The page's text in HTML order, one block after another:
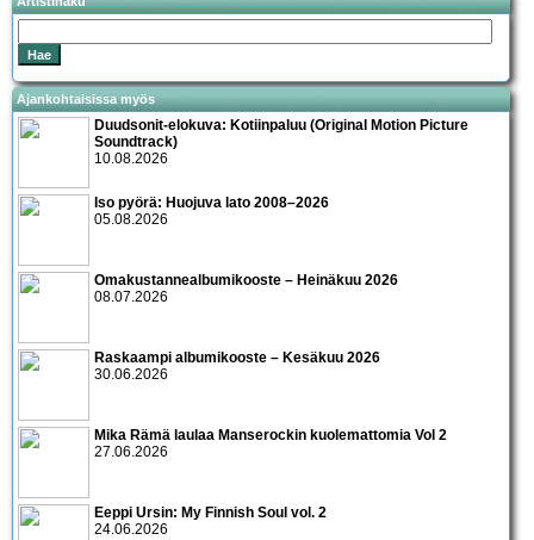
Ajankohtaisissa myös
Duudsonit-elokuva: Kotiinpaluu (Original Motion Picture
Soundtrack)
10.08.2026
Iso pyörä: Huojuva lato 2008–2026
05.08.2026
Omakustannealbumikooste – Heinäkuu 2026
08.07.2026
Raskaampi albumikooste – Kesäkuu 2026
30.06.2026
Mika Rämä laulaa Manserockin kuolemattomia Vol 2
27.06.2026
Eeppi Ursin: My Finnish Soul vol. 2
24.06.2026